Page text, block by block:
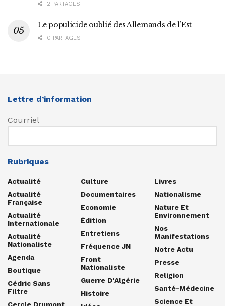
2 PARTAGES
Le populicide oublié des Allemands de l’Est
0 PARTAGES
Lettre d’information
Courriel
Rubriques
Actualité
Actualité
Française
Actualité
Internationale
Actualité
Nationaliste
Agenda
Boutique
Cédric Sans
Filtre
Culture
Documentaires
Economie
Édition
Entretiens
Fréquence JN
Front
Nationaliste
Guerre D'Algérie
Histoire
Livres
Nationalisme
Nature Et
Environnement
Nos
Manifestations
Notre Actu
Presse
Religion
Santé-Médecine
Science Et